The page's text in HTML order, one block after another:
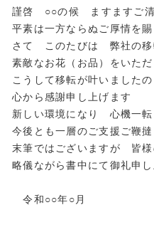
謹啓 ○○の候 ますますご清
平素は一方ならぬご厚情を
さて このたびは 弊社の移
素敵なお花（お品）をいた
こうして移転が叶いました
心から感謝申し上げます
新しい環境になり 心機一
今後とも一層のご支援ご鞭
末筆ではございますが 皆様
略儀ながら書中にて御礼申
令和○○年○月
〒000-